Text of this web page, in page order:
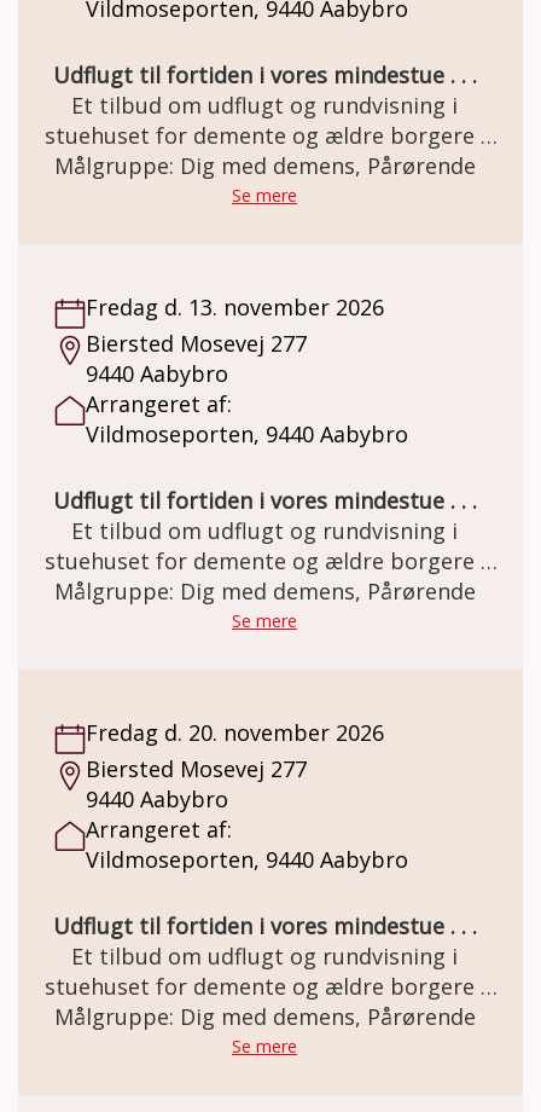
Vildmoseporten, 9440 Aabybro
Udflugt til fortiden i vores mindestue . . .
Et tilbud om udflugt og rundvisning i
stuehuset for demente og ældre borgere .
Den gamle staldgård er totalrenoveret og
indrettet som besøgs- og oplevelsescenter.
MELSEN Fonden.
Målgruppe: Dig med demens, Pårørende
Se mere
Fredag d. 13. november 2026
Biersted Mosevej 277
9440 Aabybro
Arrangeret af:
Vildmoseporten, 9440 Aabybro
Udflugt til fortiden i vores mindestue . . .
Et tilbud om udflugt og rundvisning i
stuehuset for demente og ældre borgere .
Den gamle staldgård er totalrenoveret og
indrettet som besøgs- og oplevelsescenter.
MELSEN Fonden.
Målgruppe: Dig med demens, Pårørende
Se mere
Fredag d. 20. november 2026
Biersted Mosevej 277
9440 Aabybro
Arrangeret af:
Vildmoseporten, 9440 Aabybro
Udflugt til fortiden i vores mindestue . . .
Et tilbud om udflugt og rundvisning i
stuehuset for demente og ældre borgere .
Den gamle staldgård er totalrenoveret og
indrettet som besøgs- og oplevelsescenter.
Målgruppe: Dig med demens, Pårørende
Se mere